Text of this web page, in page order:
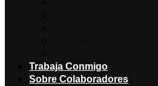
Trabaja Conmigo
Sobre Colaboradores